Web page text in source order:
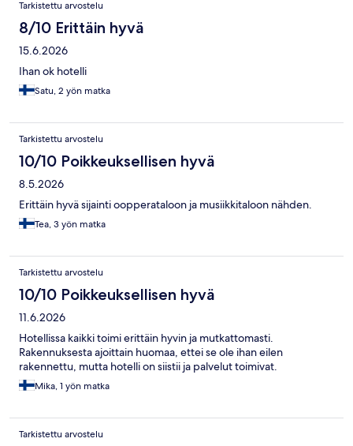
Tarkistettu arvostelu
8/10 Erittäin hyvä
15.6.2026
Ihan ok hotelli
Satu, 2 yön matka
Tarkistettu arvostelu
10/10 Poikkeuksellisen hyvä
8.5.2026
Erittäin hyvä sijainti oopperataloon ja musiikkitaloon nähden.
Tea, 3 yön matka
Tarkistettu arvostelu
10/10 Poikkeuksellisen hyvä
11.6.2026
Hotellissa kaikki toimi erittäin hyvin ja mutkattomasti.
Rakennuksesta ajoittain huomaa, ettei se ole ihan eilen
rakennettu, mutta hotelli on siistii ja palvelut toimivat.
Mika, 1 yön matka
Tarkistettu arvostelu